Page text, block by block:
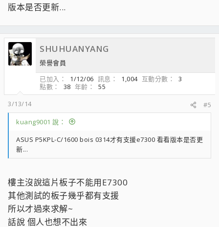
版本是否更新...
SHUHUANYANG
榮譽會員
已加入
1/12/06 訊息 1,004 互動分數
3
點數
38 年齡
55
3/13/14
#5
kuang9001 說：
ASUS P5KPL-C/1600 bois 0314才有支援e7300 看看版本是否更
新...
樓主沒說這片板子不能用E7300
其他測試的板子幾乎都有支援
所以才過來求解~
話說 個人也想不出來